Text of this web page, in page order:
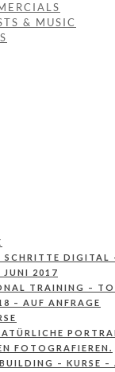
& MUSIC
SCHRITTE DIGITAL
JUNI 2017
TRAINING –
– AUF ANFRAGE
FOTOGRAFIEREN.
– KURSE –